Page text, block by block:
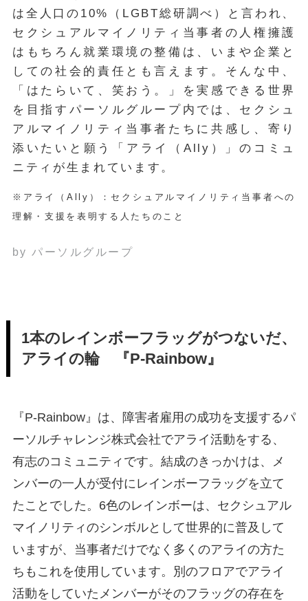
は全人口の10%（LGBT総研調べ）と言われ、
セクシュアルマイノリティ当事者の人権擁護
はもちろん就業環境の整備は、いまや企業と
しての社会的責任とも言えます。そんな中、
「はたらいて、笑おう。」を実感できる世界
を目指すパーソルグループ内では、セクシュ
アルマイノリティ当事者たちに共感し、寄り
添いたいと願う「アライ（Ally）」のコミュ
ニティが生まれています。
※アライ（Ally）：セクシュアルマイノリティ当事者への
理解・支援を表明する人たちのこと
by パーソルグループ
1本のレインボーフラッグがつないだ、
アライの輪 『P-Rainbow』
『P-Rainbow』は、障害者雇用の成功を支援するパ
ーソルチャレンジ株式会社でアライ活動をする、
有志のコミュニティです。結成のきっかけは、メ
ンバーの一人が受付にレインボーフラッグを立て
たことでした。6色のレインボーは、セクシュアル
マイノリティのシンボルとして世界的に普及して
いますが、当事者だけでなく多くのアライの方た
ちもこれを使用しています。別のフロアでアライ
活動をしていたメンバーがそのフラッグの存在を